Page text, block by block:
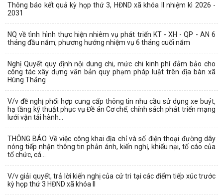
Thông báo kết quả kỳ họp thứ 3, HĐND xã khóa II nhiệm kì 2026 -
2031
NQ về tình hình thực hiện nhiêm vụ phát triển KT - XH - QP - AN 6
tháng đầu năm, phương hướng nhiệm vụ 6 tháng cuối năm
Nghị Quyết quy định nội dung chi, mức chi kinh phí đảm bảo cho
công tác xây dựng văn bản quy phạm pháp luật trên địa bàn xã
Hùng Thắng
V/v đề nghị phối hợp cung cấp thông tin nhu cầu sử dụng xe buýt,
hạ tầng kỹ thuật phục vụ Đề án Cơ chế, chính sách phát triển mạng
lưới vận tải hành...
THÔNG BÁO Về việc công khai địa chỉ và số điện thoại đường dây
nóng tiếp nhận thông tin phản ánh, kiến nghị, khiếu nại, tố cáo của
tổ chức, cá...
V/v giải quyết, trả lời kiến nghị của cử tri tại các điểm tiếp xúc trước
kỳ họp thứ 3 HĐND xã khóa II